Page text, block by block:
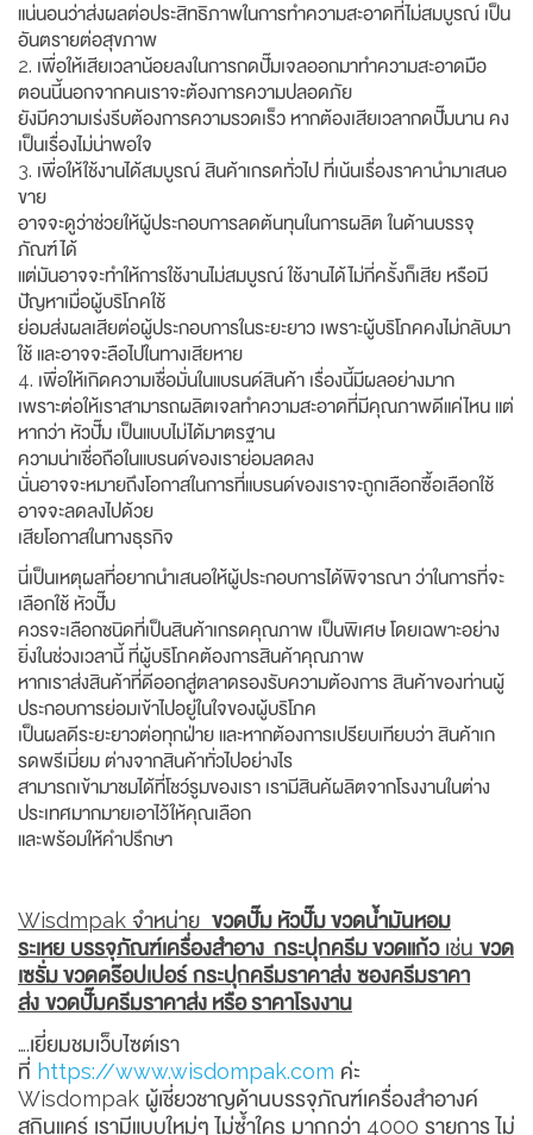
แน่นอนว่าส่งผลต่อประสิทธิภาพในการทำความสะอาดที่ไม่สมบูรณ์ เป็น
อันตรายต่อสุขภาพ
2. เพื่อให้เสียเวลาน้อยลงในการกดปั๊มเจลออกมาทำความสะอาดมือ
ตอนนี้นอกจากคนเราจะต้องการความปลอดภัย
ยังมีความเร่งรีบต้องการความรวดเร็ว หากต้องเสียเวลากดปั๊มนาน คง
เป็นเรื่องไม่น่าพอใจ
3. เพื่อให้ใช้งานได้สมบูรณ์ สินค้าเกรดทั่วไป ที่เน้นเรื่องราคานำมาเสนอ
ขาย
อาจจะดูว่าช่วยให้ผู้ประกอบการลดต้นทุนในการผลิต ในด้านบรรจุ
ภัณฑ์ได้
แต่มันอาจจะทำให้การใช้งานไม่สมบูรณ์ ใช้งานได้ไม่กี่ครั้งก็เสีย หรือมี
ปัญหาเมื่อผู้บริโภคใช้
ย่อมส่งผลเสียต่อผู้ประกอบการในระยะยาว เพราะผู้บริโภคคงไม่กลับมา
ใช้ และอาจจะลือไปในทางเสียหาย
4. เพื่อให้เกิดความเชื่อมั่นในแบรนด์สินค้า เรื่องนี้มีผลอย่างมาก
เพราะต่อให้เราสามารถผลิตเจลทำความสะอาดที่มีคุณภาพดีแค่ไหน แต่
หากว่า หัวปั๊ม เป็นแบบไม่ได้มาตรฐาน
ความน่าเชื่อถือในแบรนด์ของเราย่อมลดลง
นั่นอาจจะหมายถึงโอกาสในการที่แบรนด์ของเราจะถูกเลือกซื้อเลือกใช้
อาจจะลดลงไปด้วย
เสียโอกาสในทางธุรกิจ
นี่เป็นเหตุผลที่อยากนำเสนอให้ผู้ประกอบการได้พิจารณา ว่าในการที่จะ
เลือกใช้ หัวปั๊ม
ควรจะเลือกชนิดที่เป็นสินค้าเกรดคุณภาพ เป็นพิเศษ โดยเฉพาะอย่าง
ยิ่งในช่วงเวลานี้ ที่ผู้บริโภคต้องการสินค้าคุณภาพ
หากเราส่งสินค้าที่ดีออกสู่ตลาดรองรับความต้องการ สินค้าของท่านผู้
ประกอบการย่อมเข้าไปอยู่ในใจของผู้บริโภค
เป็นผลดีระยะยาวต่อทุกฝ่าย และหากต้องการเปรียบเทียบว่า สินค้าเก
รดพรีเมี่ยม ต่างจากสินค้าทั่วไปอย่างไร
สามารถเข้ามาชมได้ที่โชว์รูมของเรา เรามีสินค้ผลิตจากโรงงานในต่าง
ประเทศมากมายเอาไว้ให้คุณเลือก
และพร้อมให้คำปรึกษา
Wisdmpak จำหน่าย ขวดปั๊ม หัวปั๊ม ขวดน้ำมันหอม
ระเหย บรรจุภัณฑ์เครื่องสำอาง กระปุกครีม ขวดแก้วเช่น ขวด
เซรั่ม ขวดดร๊อปเปอร์ กระปุกครีมราคาส่ง ซองครีมราคา
ส่ง ขวดปั๊มครีมราคาส่ง หรือ ราคาโรงงาน
….เยี่ยมชมเว็บไซต์เรา
ที่ https://www.wisdompak.com ค่ะ
Wisdompak ผู้เชี่ยวชาญด้านบรรจุภัณฑ์เครื่องสำอางค์
สกินแคร์ เรามีแบบใหม่ๆ ไม่ซ้ำใคร มากกว่า 4000 รายการ ไม่